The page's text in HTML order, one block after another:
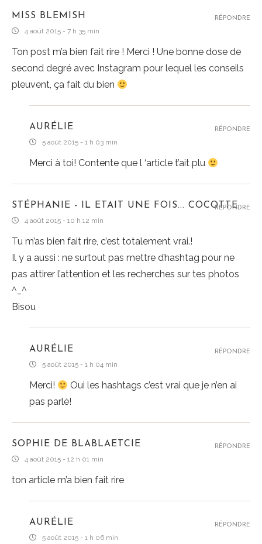
MISS BLEMISH
4 août 2015 - 7 h 35 min
Ton post m’a bien fait rire ! Merci ! Une bonne dose de
second degré avec Instagram pour lequel les conseils
pleuvent, ça fait du bien
RÉPONDRE
AURÉLIE
5 août 2015 - 1 h 03 min
Merci à toi! Contente que l ‘article t’ait plu
RÉPONDRE
STÉPHANIE - IL ETAIT UNE FOIS... COCOTTE
4 août 2015 - 10 h 12 min
Tu m’as bien fait rire, c’est totalement vrai.!
Il y a aussi : ne surtout pas mettre d’hashtag pour ne
pas attirer l’attention et les recherches sur tes photos
^_^
Bisou
RÉPONDRE
AURÉLIE
5 août 2015 - 1 h 04 min
Merci!
Oui les hashtags c’est vrai que je n’en ai
pas parlé!
RÉPONDRE
SOPHIE DE BLABLAETCIE
4 août 2015 - 12 h 01 min
ton article m’a bien fait rire
RÉPONDRE
AURÉLIE
5 août 2015 - 1 h 06 min
RÉPONDRE